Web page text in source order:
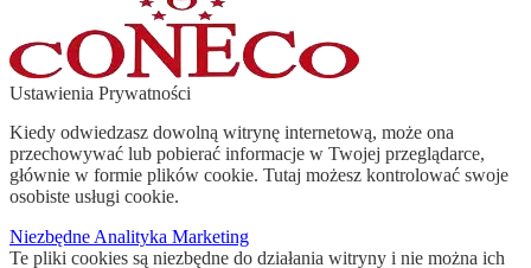
Ustawienia Prywatności
Kiedy odwiedzasz dowolną witrynę internetową, może ona
przechowywać lub pobierać informacje w Twojej przeglądarce,
głównie w formie plików cookie. Tutaj możesz kontrolować swoje
osobiste usługi cookie.
Niezbędne Analityka Marketing
Te pliki cookies są niezbędne do działania witryny i nie można ich